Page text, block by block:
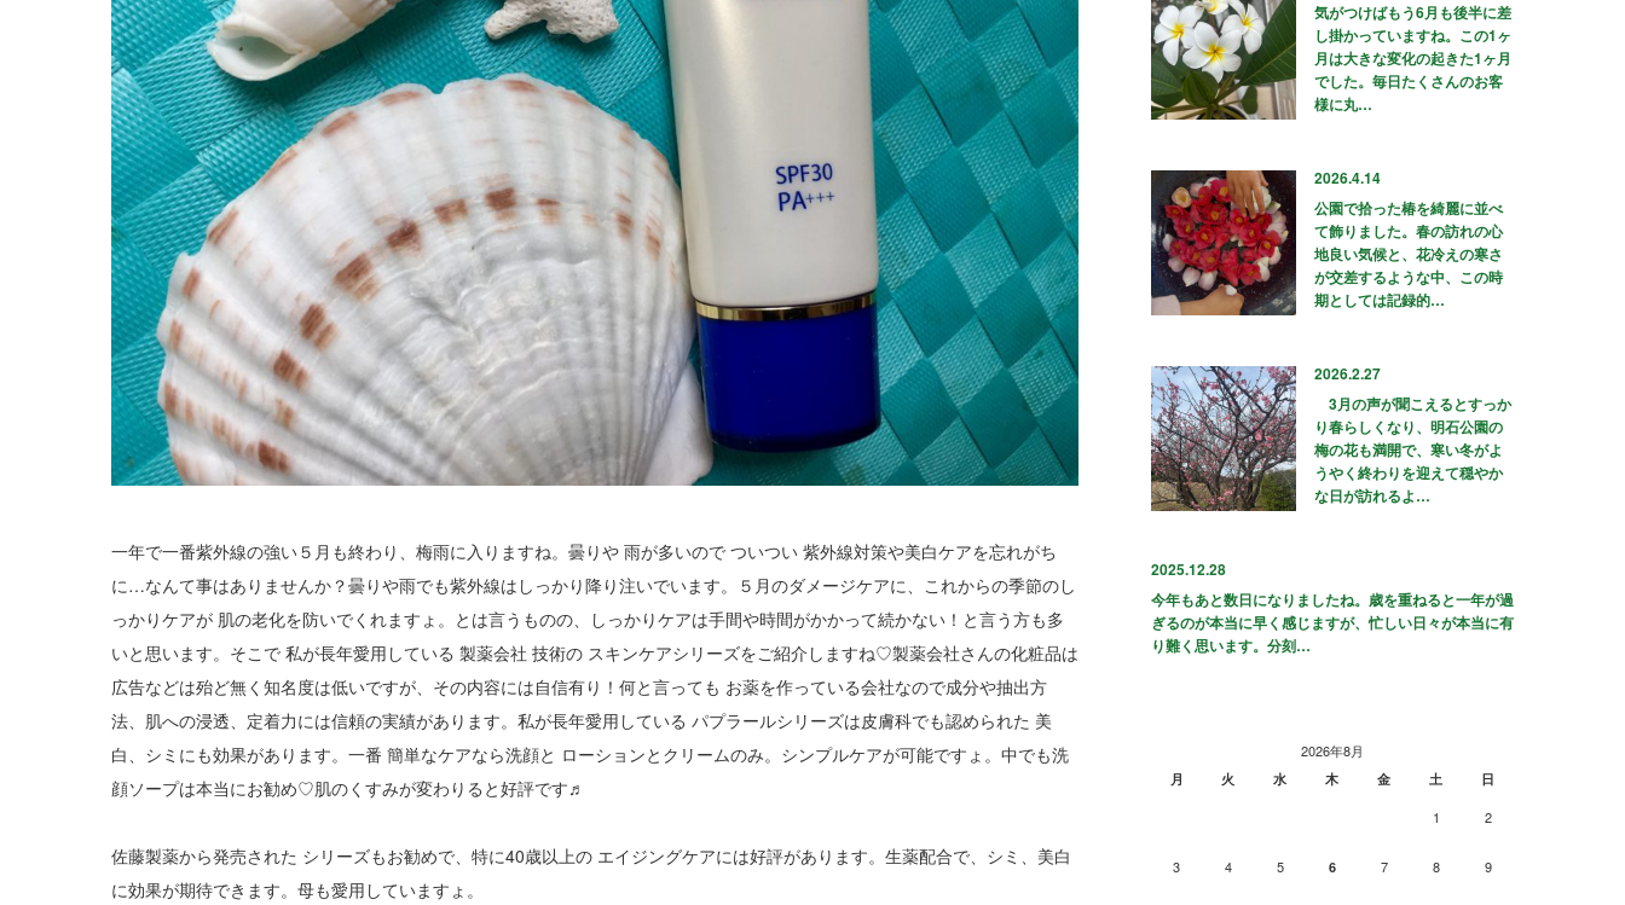
一年で一番紫外線の強い５月も終わり、梅雨に入りますね。曇りや 雨が多いので ついつい 紫外線対策や美白ケアを忘れがち
に…なんて事はありませんか？曇りや雨でも紫外線はしっかり降り注いでいます。５月のダメージケアに、これからの季節のし
っかりケアが 肌の老化を防いでくれますょ。とは言うものの、しっかりケアは手間や時間がかかって続かない！と言う方も多
いと思います。そこで 私が長年愛用している 製薬会社 技術の スキンケアシリーズをご紹介しますね♡製薬会社さんの化粧品は
広告などは殆ど無く知名度は低いですが、その内容には自信有り！何と言っても お薬を作っている会社なので成分や抽出方
法、肌への浸透、定着力には信頼の実績があります。私が長年愛用している パプラールシリーズは皮膚科でも認められた 美
白、シミにも効果があります。一番 簡単なケアなら洗顔と ローションとクリームのみ。シンプルケアが可能ですょ。中でも洗
顔ソープは本当にお勧め♡肌のくすみが変わりると好評です♬
佐藤製薬から発売された シリーズもお勧めで、特に40歳以上の エイジングケアには好評があります。生薬配合で、シミ、美白
に効果が期待できます。母も愛用していますょ。
気がつけばもう6月も後半に差
し掛かっていますね。この1ヶ
月は大きな変化の起きた1ヶ月
でした。毎日たくさんのお客
様に丸…
2026.4.14
公園で拾った椿を綺麗に並べ
て飾りました。春の訪れの心
地良い気候と、花冷えの寒さ
が交差するような中、この時
期としては記録的…
2026.2.27
3月の声が聞こえるとすっか
り春らしくなり、明石公園の
梅の花も満開で、寒い冬がよ
うやく終わりを迎えて穏やか
な日が訪れるよ…
2025.12.28
今年もあと数日になりましたね。歳を重ねると一年が過
ぎるのが本当に早く感じますが、忙しい日々が本当に有
り難く思います。分刻…
2026年8月
月 火 水 木 金 土 日
1 2
3 4 5 6 7 8 9